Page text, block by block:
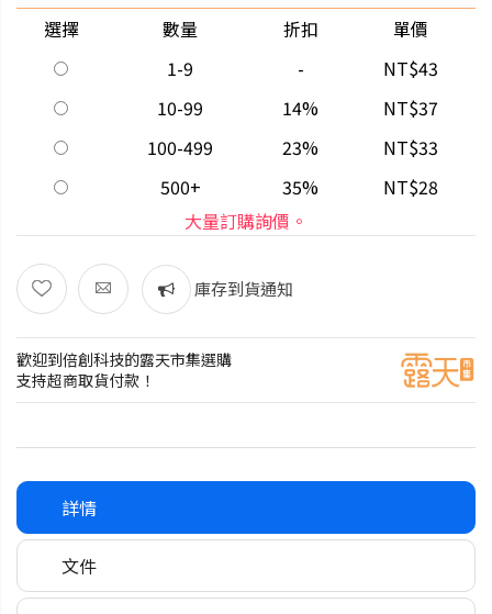
選擇
數量 折扣
單價
1-9
-
NT$43
10-99
14%
NT$37
100-499
23%
NT$33
500+
35%
NT$28
大量訂購詢價。
庫存到貨通知
歡迎到倍創科技的露天市集選購
支持超商取貨付款！
詳情
文件